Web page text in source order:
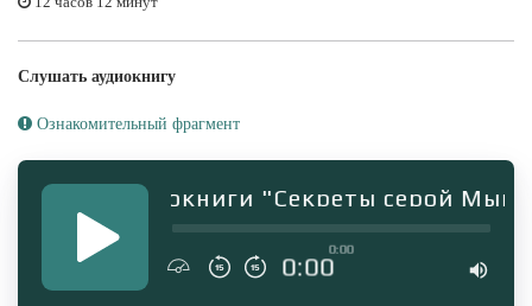
Слушать аудиокнигу
Ознакомительный фрагмент
аудиокниги "Секреты серой Мыши"
0:00
0:00